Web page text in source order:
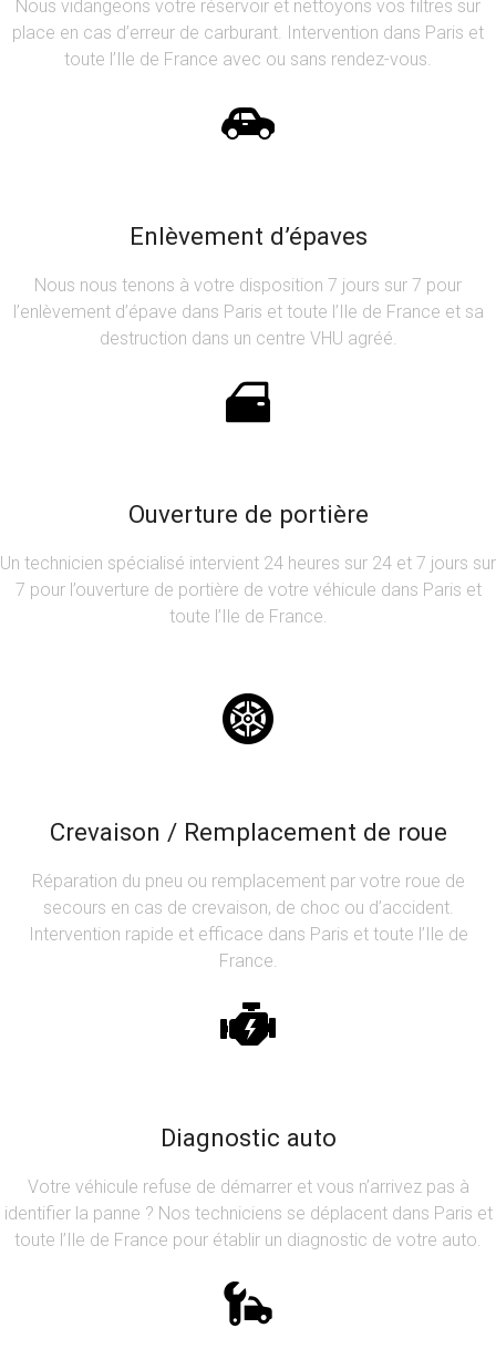
Nous vidangeons votre réservoir et nettoyons vos filtres sur
place en cas d’erreur de carburant. Intervention dans Paris et
toute l’Ile de France avec ou sans rendez-vous.
Enlèvement d’épaves
Nous nous tenons à votre disposition 7 jours sur 7 pour
l’enlèvement d’épave dans Paris et toute l’Ile de France et sa
destruction dans un centre VHU agréé.
Ouverture de portière
Un technicien spécialisé intervient 24 heures sur 24 et 7 jours sur
7 pour l’ouverture de portière de votre véhicule dans Paris et
toute l’Ile de France.
Crevaison / Remplacement de roue
Réparation du pneu ou remplacement par votre roue de
secours en cas de crevaison, de choc ou d’accident.
Intervention rapide et efficace dans Paris et toute l’Ile de
France.
Diagnostic auto
Votre véhicule refuse de démarrer et vous n’arrivez pas à
identifier la panne ? Nos techniciens se déplacent dans Paris et
toute l’Ile de France pour établir un diagnostic de votre auto.